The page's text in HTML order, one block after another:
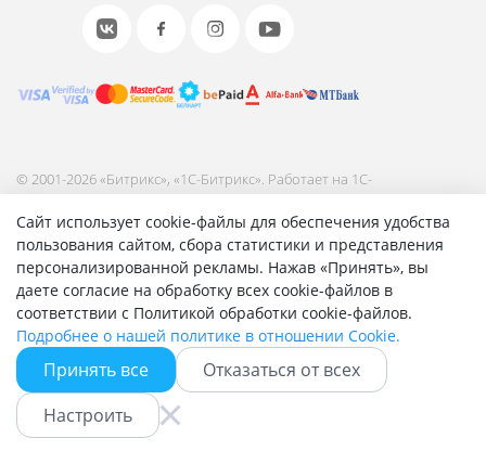
Сайт использует cookie-файлы для обеспечения удобства
пользования сайтом, сбора статистики и представления
персонализированной рекламы. Нажав «Принять», вы
даете согласие на обработку всех cookie-файлов в
соответствии с Политикой обработки cookie-файлов.
Подробнее о нашей политике в отношении Cookie.
Принять все
Отказаться от всех
Настроить
© 2001-2026 «Битрикс», «1С-Битрикс». Работает на 1С-
Согласие на обработку персональных данных
Отзыв согласия на обработку персональных данных
Политика обработки персональных данных
Соглашение об использовании сайта
Быстро с 1С-Битрикс